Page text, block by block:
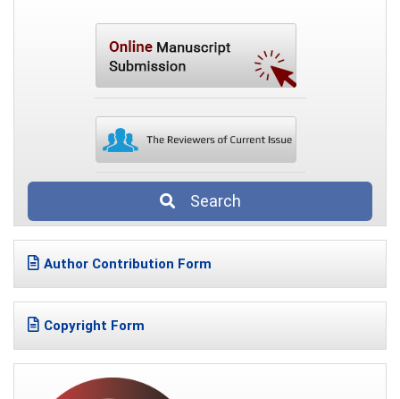
Search
Author Contribution Form
Copyright Form